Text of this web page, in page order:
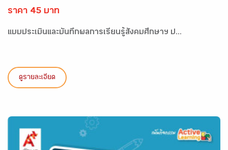
ราคา 45 บาท
แบบประเมินและบันทึกผลการเรียนรู้สังคมศึกษาฯ ป...
ดูรายละเอียด